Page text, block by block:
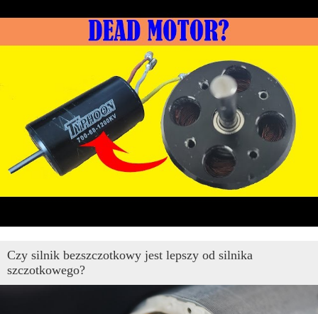
Czy silnik bezszczotkowy jest lepszy od silnika
szczotkowego?